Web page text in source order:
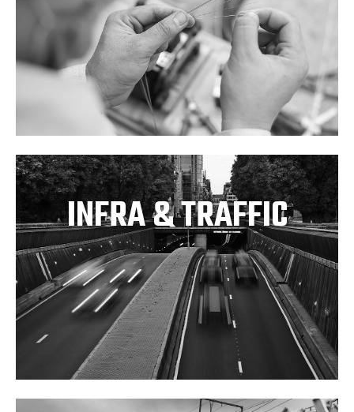
INFRA & TRAFFIC